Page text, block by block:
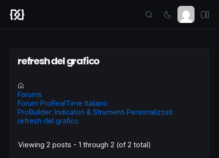
refresh del grafico
Forums
Forum ProRealTime Italiano
ProBuilder: Indicatori & Strumenti Personalizzati
refresh del grafico
Viewing 2 posts - 1 through 2 (of 2 total)